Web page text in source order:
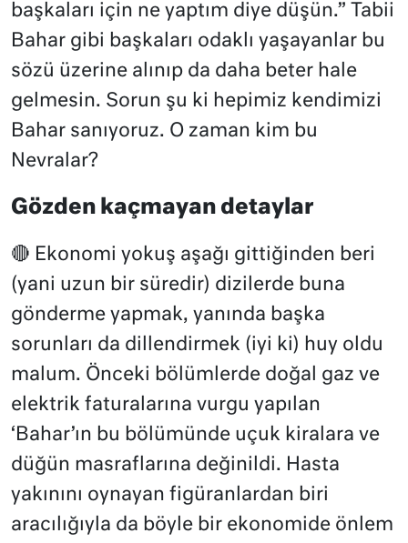
başkaları için ne yaptım diye düşün.” Tabii
Bahar gibi başkaları odaklı yaşayanlar bu
sözü üzerine alınıp da daha beter hale
gelmesin. Sorun şu ki hepimiz kendimizi
Bahar sanıyoruz. O zaman kim bu
Nevralar?
Gözden kaçmayan detaylar
🔴 Ekonomi yokuş aşağı gittiğinden beri
(yani uzun bir süredir) dizilerde buna
gönderme yapmak, yanında başka
sorunları da dillendirmek (iyi ki) huy oldu
malum. Önceki bölümlerde doğal gaz ve
elektrik faturalarına vurgu yapılan
‘Bahar’ın bu bölümünde uçuk kiralara ve
düğün masraflarına değinildi. Hasta
yakınını oynayan figüranlardan biri
aracılığıyla da böyle bir ekonomide önlem